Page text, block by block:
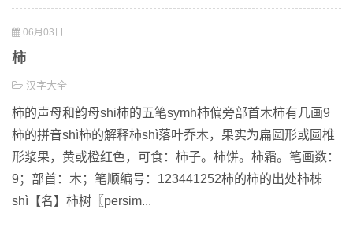
06月03日
柿
汉字大全
柿的声母和韵母shi柿的五笔symh柿偏旁部首木柿有几画9
柿的拼音shì柿的解释柿shì落叶乔木，果实为扁圆形或圆椎
形浆果，黄或橙红色，可食：柿子。柿饼。柿霜。笔画数：
9；部首：木；笔顺编号：123441252柿的柿的出处柿柹
shì【名】柿树〖persim...